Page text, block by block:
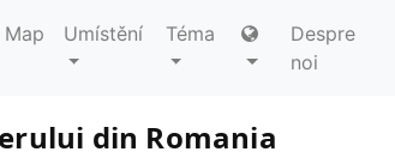
Map Umístění Téma
Despre
noi
din Romania